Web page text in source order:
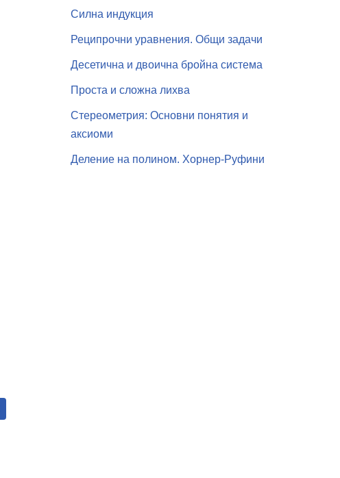
Силна индукция
Реципрочни уравнения. Общи задачи
Десетична и двоична бройна система
Проста и сложна лихва
Стереометрия: Основни понятия и
аксиоми
Деление на полином. Хорнер-Руфини